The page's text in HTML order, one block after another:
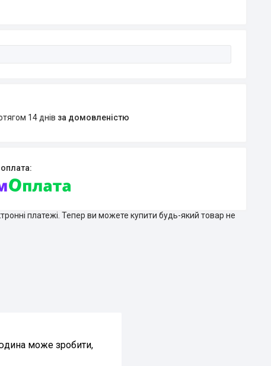
14 днів за домовленістю
платежі. Тепер ви можете купити будь-який товар не
може зробити,